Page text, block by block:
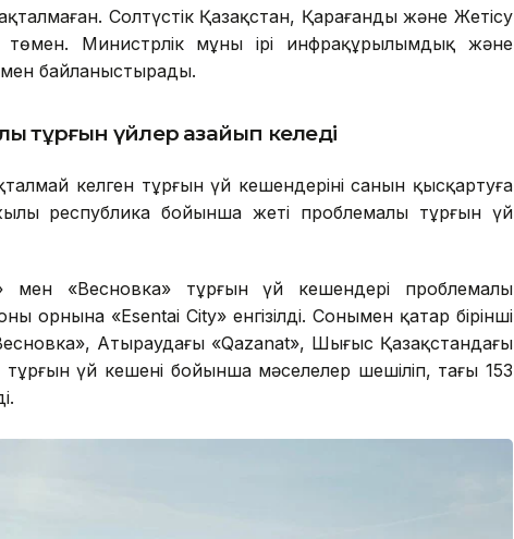
Солтүстік Қазақстан, Қарағанды және Жетісу
Министрлік мұны ірі инфрақұрылымдық және
байланыстырады.
тұрғын үйлер азайып келеді
келген тұрғын үй кешендерінің санын қысқартуға
республика бойынша жеті проблемалы тұрғын үй
«Весновка» тұрғын үй кешендері проблемалы
орнына «Esentai City» енгізілді. Сонымен қатар бірінші
Атыраудағы «Qazanat», Шығыс Қазақстандағы
үй кешені бойынша мәселелер шешіліп, тағы 153